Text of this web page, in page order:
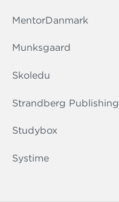
MentorDanmark
Munksgaard
Skoledu
Strandberg Publishing
Studybox
Systime